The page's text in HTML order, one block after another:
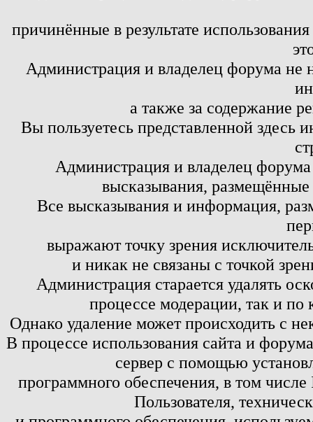
причинённые в результате
Администрация и владелец форума не
а также за содержание
Вы пользуетесь представленной здесь
Администрация и владелец
высказывания,
Все высказывания и информация,
выражают точку зрения
и никак не связаны с точкой
Администрация старается удалять
процессе модерации, так и по
Однако удаление может происходить с
В процессе использования сайта и
сервер с помощью
программного обеспечения, в том
Пользователя,